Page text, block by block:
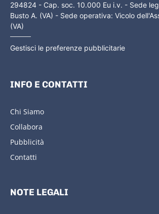
294824 - Cap. soc. 10.000 Eu i.v. - Sede
Busto A. (VA) - Sede operativa: Vicolo
(VA)
Gestisci le preferenze pubblicitarie
INFO E CONTATTI
Chi Siamo
Collabora
Pubblicità
Contatti
NOTE LEGALI